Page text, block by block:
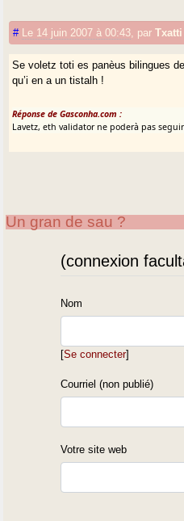
# Le 14 juin 2007 à 00:43 parTxatti
Se voletz toti es panèus bilingues
qu’i en a un tistalh !
Réponse de Gasconha.com :
Lavetz, eth validator ne poderà pas
Un gran de sau ?
(connexion
Nom
[Se connecter]
Courriel (non publié)
Votre site web